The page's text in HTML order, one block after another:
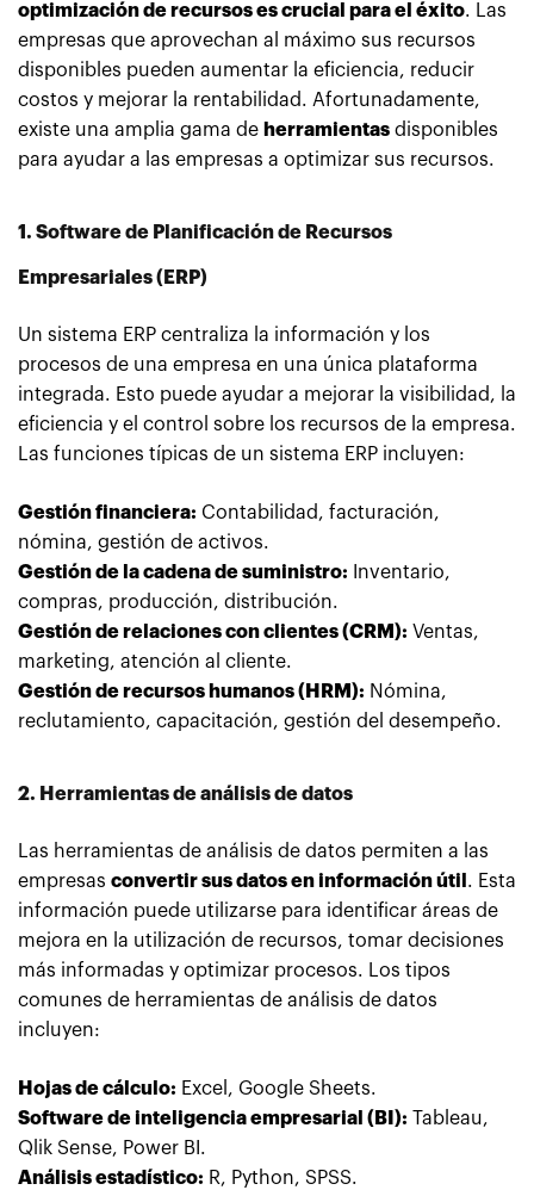
optimización de recursos es crucial para el éxito. Las
empresas que aprovechan al máximo sus recursos
disponibles pueden aumentar la eficiencia, reducir
costos y mejorar la rentabilidad. Afortunadamente,
existe una amplia gama de herramientas disponibles
para ayudar a las empresas a optimizar sus recursos.
1. Software de Planificación de Recursos
Empresariales (ERP)
Un sistema ERP centraliza la información y los
procesos de una empresa en una única plataforma
integrada. Esto puede ayudar a mejorar la visibilidad, la
eficiencia y el control sobre los recursos de la empresa.
Las funciones típicas de un sistema ERP incluyen:
Gestión financiera: Contabilidad, facturación,
nómina, gestión de activos.
Gestión de la cadena de suministro: Inventario,
compras, producción, distribución.
Gestión de relaciones con clientes (CRM): Ventas,
marketing, atención al cliente.
Gestión de recursos humanos (HRM): Nómina,
reclutamiento, capacitación, gestión del desempeño.
2. Herramientas de análisis de datos
Las herramientas de análisis de datos permiten a las
empresas convertir sus datos en información útil . Esta
información puede utilizarse para identificar áreas de
mejora en la utilización de recursos, tomar decisiones
más informadas y optimizar procesos. Los tipos
comunes de herramientas de análisis de datos
incluyen:
Hojas de cálculo: Excel, Google Sheets.
Software de inteligencia empresarial (BI): Tableau,
Qlik Sense, Power BI.
Análisis estadístico: R, Python, SPSS.